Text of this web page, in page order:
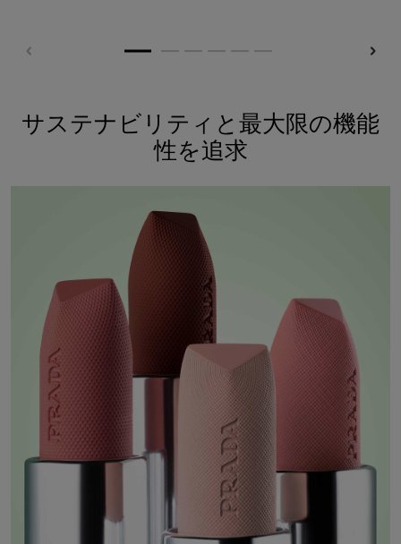
サステナビリティと最大限の機能
性を追求